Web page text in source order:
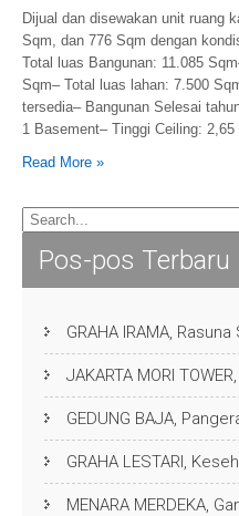
Dijual dan disewakan unit ruang
Sqm, dan 776 Sqm dengan
Total luas Bangunan: 11.085
Sqm– Total luas lahan: 7.500
tersedia– Bangunan Selesai
1 Basement– Tinggi Ceiling:
Read More »
Pos-pos Terbaru
GRAHA IRAMA,
JAKARTA MORI
GEDUNG BAJA,
GRAHA LESTARI,
MENARA MERDEKA,